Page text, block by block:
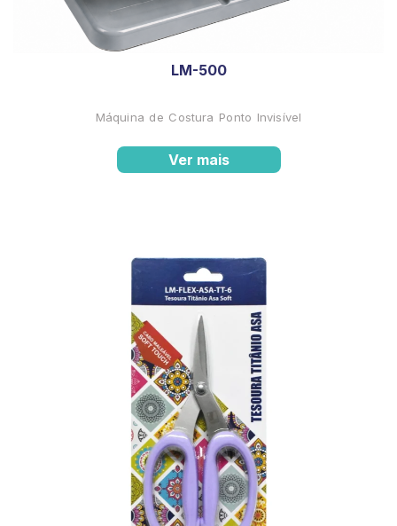
LM-500
Máquina de Costura Ponto Invisível
Ver mais